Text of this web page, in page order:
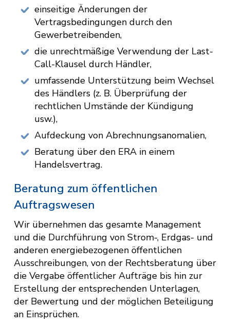
einseitige Änderungen der
Vertragsbedingungen durch den
Gewerbetreibenden,
die unrechtmäßige Verwendung der Last-
Call-Klausel durch Händler,
umfassende Unterstützung beim Wechsel
des Händlers (z. B. Überprüfung der
rechtlichen Umstände der Kündigung
usw.),
Aufdeckung von Abrechnungsanomalien,
Beratung über den ERA in einem
Handelsvertrag.
Beratung zum öffentlichen
Auftragswesen
Wir übernehmen das gesamte Management
und die Durchführung von Strom-, Erdgas- und
anderen energiebezogenen öffentlichen
Ausschreibungen, von der Rechtsberatung über
die Vergabe öffentlicher Aufträge bis hin zur
Erstellung der entsprechenden Unterlagen,
der Bewertung und der möglichen Beteiligung
an Einsprüchen.